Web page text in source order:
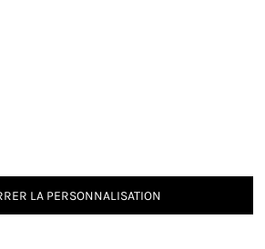
LA PERSONNALISATION